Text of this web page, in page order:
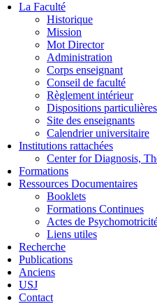
La Faculté
Historique
Mission
Mot Director
Administration
Corps enseignant
Conseil de faculté
Règlement intérieur
Dispositions
Site des enseignants
Calendrier universitaire
Institutions rattachées
Center for Diagnosis,
Formations
Ressources Documentaires
Booklets
Formations Continues
Actes de
Liens utiles
Recherche
Publications
Anciens
USJ
Contact